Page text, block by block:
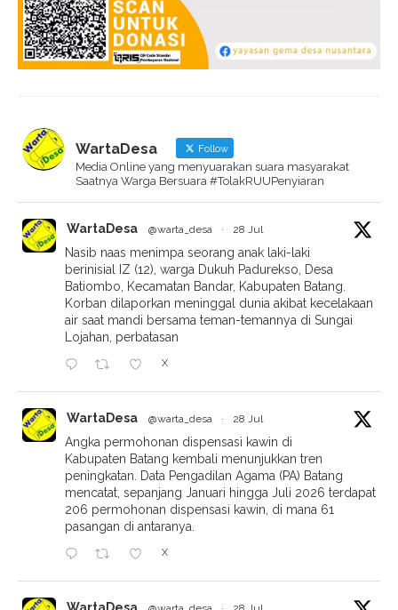
WartaDesa Follow
Media Online yang menyuarakan suara masyarakat
Saatnya Warga Bersuara #TolakRUUPenyiaran
WartaDesa @warta_desa · 28 Jul
Nasib naas menimpa seorang anak laki-laki
berinisial IZ (12), warga Dukuh Padurekso, Desa
Batiombo, Kecamatan Bandar, Kabupaten Batang.
Korban dilaporkan meninggal dunia akibat kecelakaan
air saat mandi bersama teman-temannya di Sungai
Lojahan, perbatasan
X
WartaDesa @warta_desa · 28 Jul
Angka permohonan dispensasi kawin di
Kabupaten Batang kembali menunjukkan tren
peningkatan. Data Pengadilan Agama (PA) Batang
mencatat, sepanjang Januari hingga Juli 2026 terdapat
206 permohonan dispensasi kawin, di mana 61
pasangan di antaranya.
X
WartaDesa